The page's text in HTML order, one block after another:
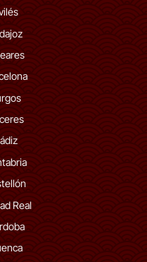
Real